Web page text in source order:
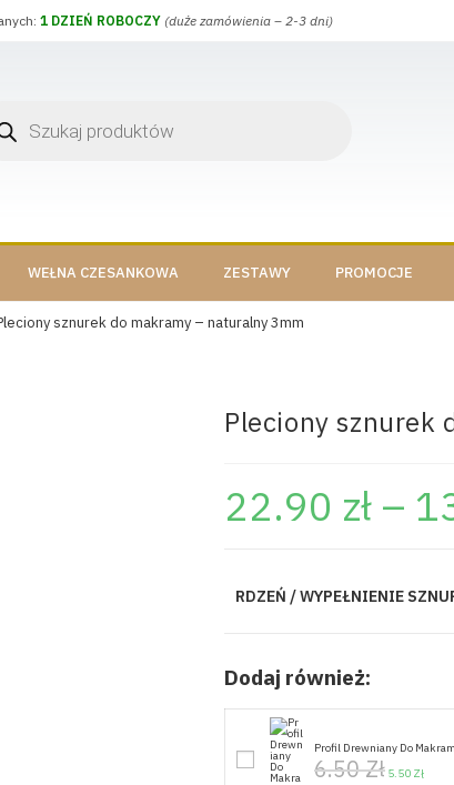
1 DZIEŃ ROBOCZY (duże zamówienia – 2-3 dni)
WEŁNA CZESANKOWA ZESTAWY PROMOCJE
sznurek do makramy – naturalny 3mm
Pleciony sznurek
22.90 zł –
RDZEŃ / WYPEŁNIENIE
Dodaj również:
Profil Drewniany Do
6.50Zł 5.50 Zł